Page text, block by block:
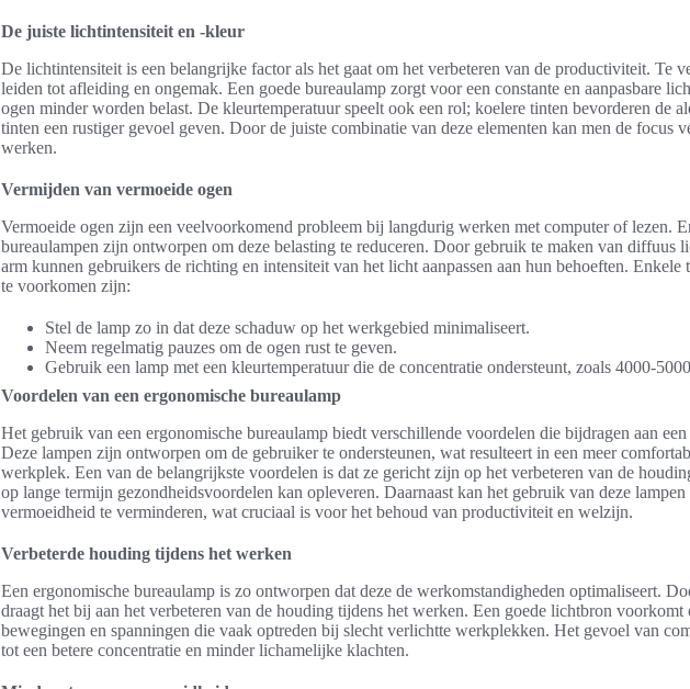
De juiste lichtintensiteit en -kleur
De lichtintensiteit is een belangrijke factor als het gaat om het verbeteren van de productiviteit. Te
leiden tot afleiding en ongemak. Een goede bureaulamp zorgt voor een constante en aanpasbare
ogen minder worden belast. De kleurtemperatuur speelt ook een rol; koelere tinten bevorderen de
tinten een rustiger gevoel geven. Door de juiste combinatie van deze elementen kan men de focus
werken.
Vermijden van vermoeide ogen
Vermoeide ogen zijn een veelvoorkomend probleem bij langdurig werken met computer of lezen.
bureaulampen zijn ontworpen om deze belasting te reduceren. Door gebruik te maken van diffuus
arm kunnen gebruikers de richting en intensiteit van het licht aanpassen aan hun behoeften. Enkele
te voorkomen zijn:
Stel de lamp zo in dat deze schaduw op het werkgebied minimaliseert.
Neem regelmatig pauzes om de ogen rust te geven.
Gebruik een lamp met een kleurtemperatuur die de concentratie ondersteunt, zoals 4000-
Voordelen van een ergonomische bureaulamp
Het gebruik van een ergonomische bureaulamp biedt verschillende voordelen die bijdragen aan
Deze lampen zijn ontworpen om de gebruiker te ondersteunen, wat resulteert in een meer
werkplek. Een van de belangrijkste voordelen is dat ze gericht zijn op het verbeteren van de
op lange termijn gezondheidsvoordelen kan opleveren. Daarnaast kan het gebruik van deze lampen
vermoeidheid te verminderen, wat cruciaal is voor het behoud van productiviteit en welzijn.
Verbeterde houding tijdens het werken
Een ergonomische bureaulamp is zo ontworpen dat deze de werkomstandigheden optimaliseert.
draagt het bij aan het verbeteren van de houding tijdens het werken. Een goede lichtbron
bewegingen en spanningen die vaak optreden bij slecht verlichtte werkplekken. Het gevoel van
tot een betere concentratie en minder lichamelijke klachten.